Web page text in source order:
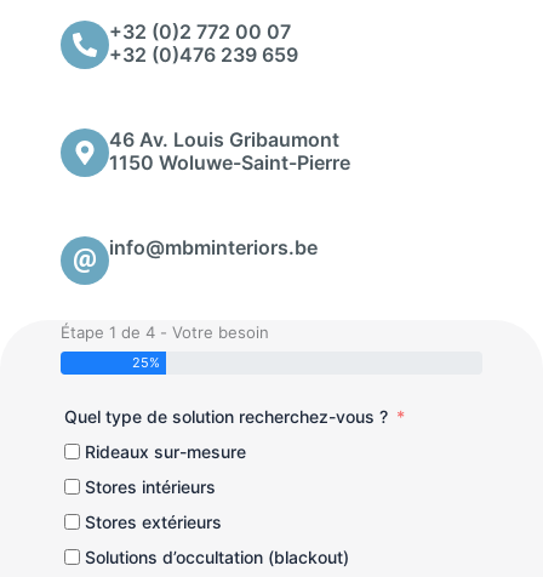
+32 (0)2 772 00 07
+32 (0)476 239 659
46 Av. Louis Gribaumont
1150 Woluwe-Saint-Pierre
info@mbminteriors.be
Étape 1 de 4 - Votre besoin
25%
Quel type de solution recherchez-vous ?
Rideaux sur-mesure
Stores intérieurs
Stores extérieurs
Solutions d’occultation (blackout)